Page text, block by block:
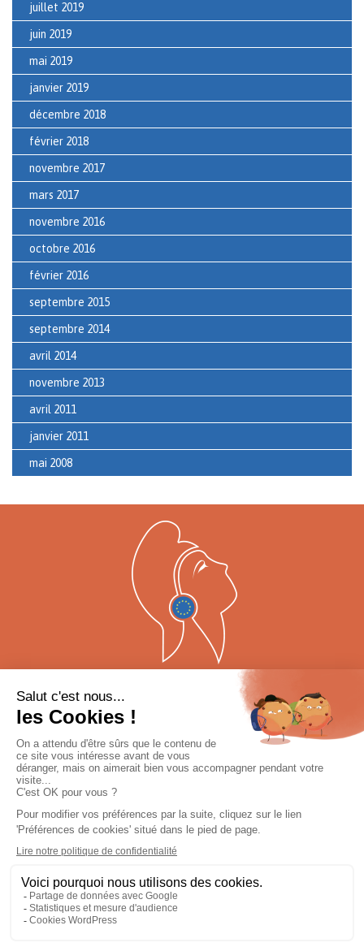
juillet 2019
juin 2019
mai 2019
janvier 2019
décembre 2018
février 2018
novembre 2017
mars 2017
novembre 2016
octobre 2016
février 2016
septembre 2015
septembre 2014
avril 2014
novembre 2013
avril 2011
janvier 2011
mai 2008
QUI SOMMES-NOUS ?
ACTUALITÉS
MENTIONS LÉGALES
POLITIQUE DE CONFIDENTIALITÉ
CONTACT